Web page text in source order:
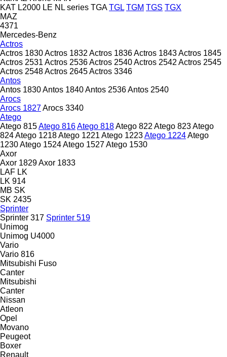
KAT L2000 LE NL series TGA TGL TGM TGS TGX
MAZ
4371
Mercedes-Benz
Actros
Actros 1830Actros 1832 Actros 1836Actros 1843Actros 1845
Actros 2531 Actros 2536Actros 2540Actros 2542 Actros 2545
Actros 2548Actros 2645Actros 3346
Antos
Antos 1830Antos 1840Antos 2536Antos 2540
Arocs
Arocs 1827Arocs 3340
Atego
Atego 815Atego 816Atego 818Atego 822 Atego 823Atego
824Atego 1218Atego 1221 Atego 1223Atego 1224Atego
1230Atego 1524Atego 1527Atego 1530
Axor
Axor 1829Axor 1833
LAF LK
LK 914
MB SK
SK 2435
Sprinter
Sprinter 317 Sprinter 519
Unimog
Unimog U4000
Vario
Vario 816
Mitsubishi Fuso
Canter
Mitsubishi
Canter
Nissan
Atleon
Opel
Movano
Peugeot
Boxer
Renault